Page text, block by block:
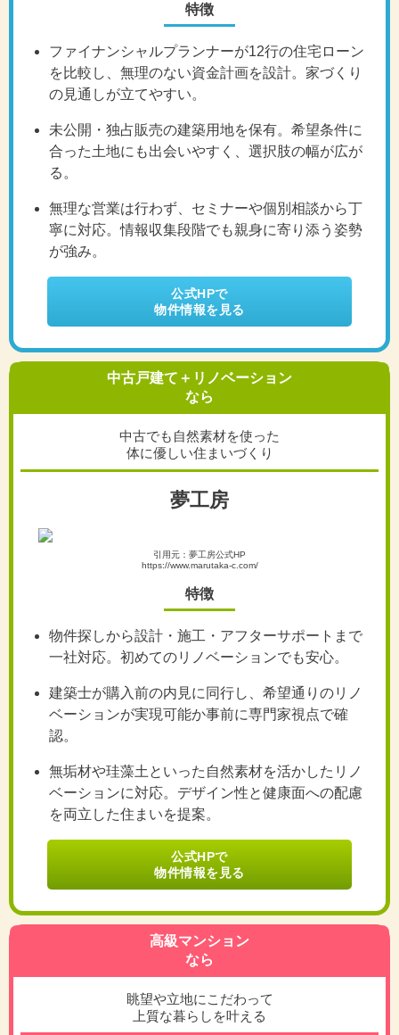
特徴
ファイナンシャルプランナーが12行の住宅ローン
を比較し、無理のない資金計画を設計。家づくり
の見通しが立てやすい。
未公開・独占販売の建築用地を保有。希望条件に
合った土地にも出会いやすく、選択肢の幅が広が
る。
無理な営業は行わず、セミナーや個別相談から丁
寧に対応。情報収集段階でも親身に寄り添う姿勢
が強み。
公式HPで
物件情報を見る
中古戸建て＋リノベーション
なら
中古でも自然素材を使った
体に優しい住まいづくり
夢工房
引用元：夢工房公式HP
https://www.marutaka-c.com/
特徴
物件探しから設計・施工・アフターサポートまで
一社対応。初めてのリノベーションでも安心。
建築士が購入前の内見に同行し、希望通りのリノ
ベーションが実現可能か事前に専門家視点で確
認。
無垢材や珪藻土といった自然素材を活かしたリノ
ベーションに対応。デザイン性と健康面への配慮
を両立した住まいを提案。
公式HPで
物件情報を見る
高級マンション
なら
眺望や立地にこだわって
上質な暮らしを叶える